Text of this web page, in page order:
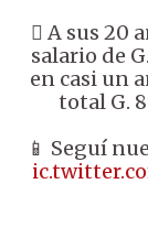
👉🏼 A sus
salario de
en casi un
total G.
📱 Seguí